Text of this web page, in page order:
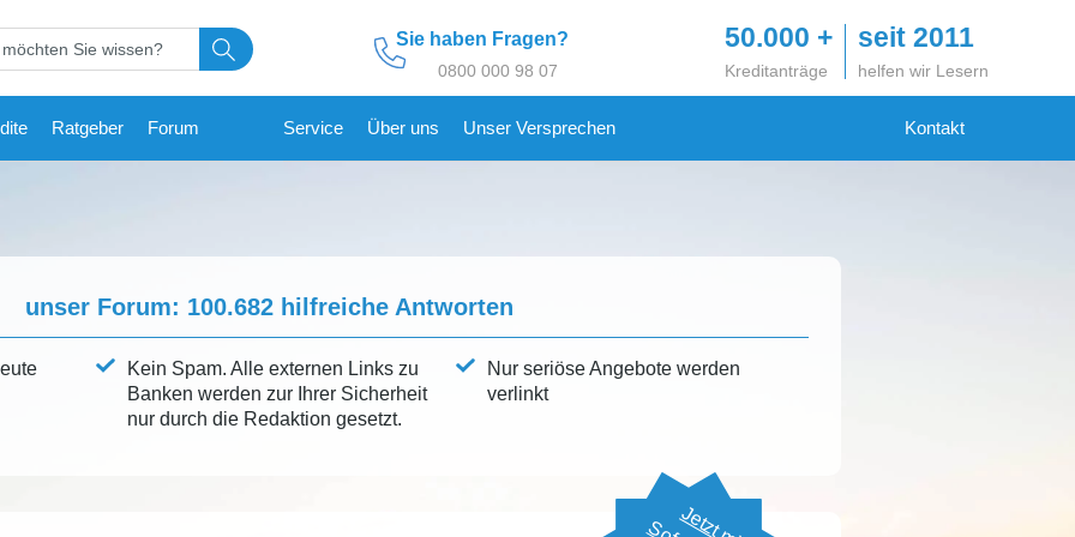
Sie haben Fragen?
0800 000 98 07
50.000 +
Kreditanträge
seit 2011
helfen wir Lesern
Ratgeber Forum Service Über uns Unser Versprechen Kontakt
unser Forum: 100.682hilfreiche Antworten
Kein Spam. Alle externen Links zu
Banken werden zur Ihrer Sicherheit
nur durch die Redaktion gesetzt.
Nur seriöse Angebote werden
verlinkt